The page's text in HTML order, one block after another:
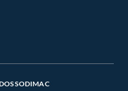
SODIMAC